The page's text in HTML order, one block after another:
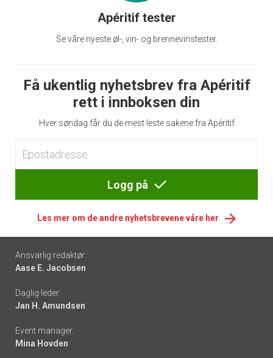
Apéritif tester
Se våre nyeste øl-, vin- og brennevinstester.
Få ukentlig nyhetsbrev fra Apéritif
rett i innboksen din
Hver søndag får du de mest leste sakene fra Apéritif
Logg på
Les mer om de andre nyhetsbrevene våre her
Footer
-
links
Ansvarlig redaktør:
Aase E. Jacobsen
Daglig leder:
Jan H. Amundsen
Event manager:
Mina Hovden